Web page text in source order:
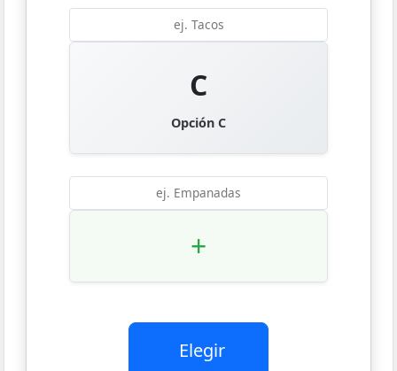
C
Opción C
+
Elegir